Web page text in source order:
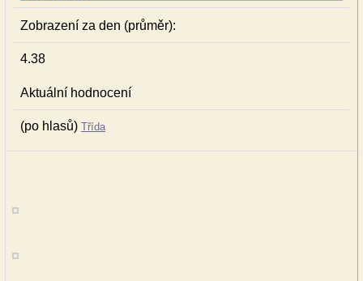
Zobrazení za den (průměr):
4.38
Aktuální hodnocení
(po hlasů) Třída